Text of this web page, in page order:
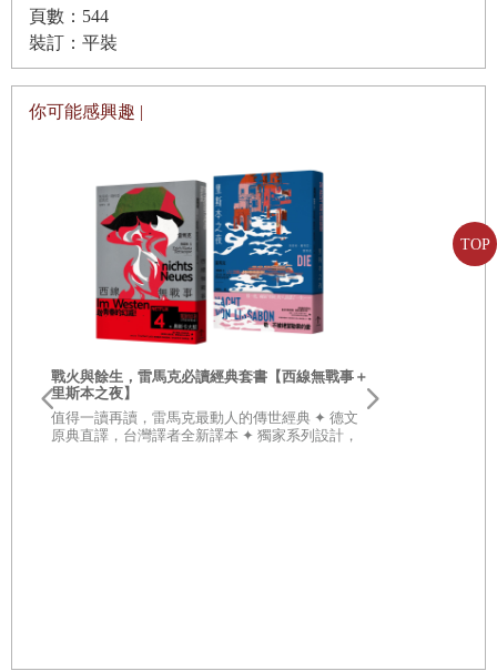
TOP
覺得自己無能為力了、認為自己糟糕透了的時候，
不要只顧著傷心難過或者怨天恨地，
讓自己開心的權利，
永遠掌握在自己手裡。
讀完這本書，希望你能明白：
你一直都有讓自己開心的能力，
只是你忘了而已。
也藉由這本書，希望你能做到：
把生活中為數不多的開心畫成重點，
頁數：544
裝訂：平裝
你可能感興趣 |
戰火與餘生，雷馬克必讀經典套書【西線無戰事＋
里斯本之夜】
值得一讀再讀，雷馬克最動人的傳世經典 ✦ 德文
原典直譯，台灣譯者全新譯本 ✦ 獨家系列設計，